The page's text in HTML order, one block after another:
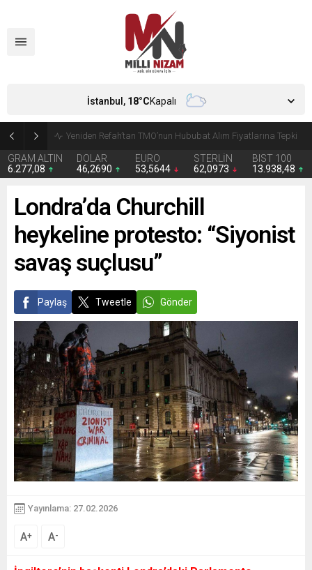
CHP’de Günaydın ve Başarır’ın grup başkanvekilliği düştü
GRAM ALTIN
6.277,08
DOLAR
46,2690
EURO
53,5644
STERLİN
62,0973
BIST 100
13.938,48
İstanbul, 18°CKapalı
Londra’da Churchill
heykeline protesto: “Siyonist
savaş suçlusu”
Paylaş Tweetle Gönder
Yayınlama: 27.02.2026
A+ A-